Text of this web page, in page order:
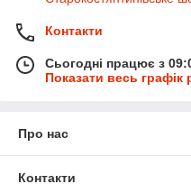
Контакти
Сьогодні працює з
Показати весь графік
Про нас
Контакти